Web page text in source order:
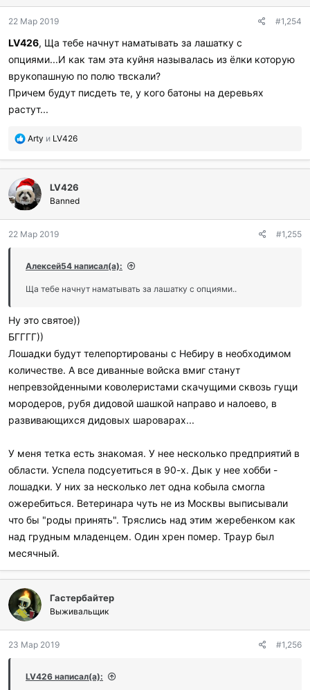
22 Мар 2019 #1,254
LV426, Ща тебе начнут наматывать за лашатку с
опциями...И как там эта куйня называлась из ёлки которую
врукопашную по полю твскали?
Причем будут писдеть те, у кого батоны на деревьях
растут...
П
б
л
а
г
о
а
и
и
Arty и LV426
LV426
Banned
22 Мар 2019 #1,255
Алексей54 написал(а):
Ща тебе начнут наматывать за лашатку с опциями..
Ну это святое))
БГГГГ))
Лошадки будут телепортированы с Небиру в необходимом
количестве. А все диванные войска вмиг станут
непревзойденными коволеристами скачущими сквозь гущи
мородеров, рубя дидовой шашкой направо и налоево, в
развивающихся дидовых шароварах...
У меня тетка есть знакомая. У нее несколько предприятий в
области. Успела подсуетиться в 90-х. Дык у нее хобби -
лошадки. У них за несколько лет одна кобыла смогла
ожеребиться. Ветеринара чуть не из Москвы выписывали
что бы "роды принять". Тряслись над этим жеребенком как
над грудным младенцем. Один хрен помер. Траур был
месячный.
Гастербайтер
Выживальщик
23 Мар 2019 #1,256
LV426 написал(а):